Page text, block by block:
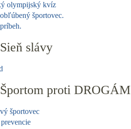
olympijský kvíz
športovec.
Sieň slávy
Športom proti DROGÁM
športovec